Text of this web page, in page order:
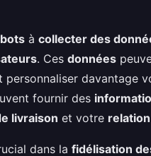
à collecter des
. Ces données
personnaliser davantage
fournir des
livraison et votre
dans la fidélisation